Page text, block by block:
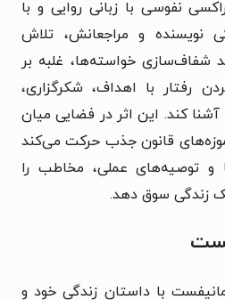
نفوسی با زبانی روایی و با
نویسنده و مراجعانش، تلاش
شفاف‌سازی خواسته‌ها، غلبه بر
رفتار با اهداف، شکرگزاری،
کند. این اثر در فضایی میان
قانون جذب حرکت می‌کند
و توصیه‌های عملی، مخاطب را
زندگی سوق دهد.
با داستان زندگی خود و